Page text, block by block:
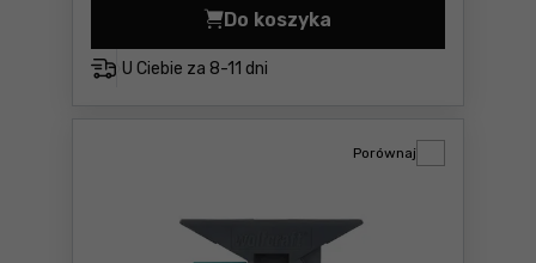
U Ciebie za 8-11 dni
Do koszyka
Wycinak kółek Wolfcraft
Porównaj